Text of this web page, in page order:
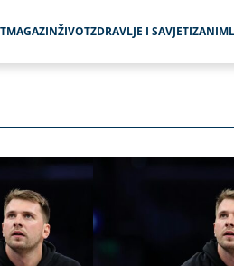
MAGAZINŽIVOTZDRAVLJE I SAVJETI